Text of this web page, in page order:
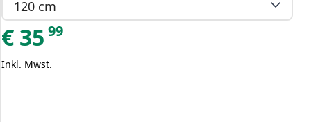
120 cm
€ 35 99
Inkl. Mwst.